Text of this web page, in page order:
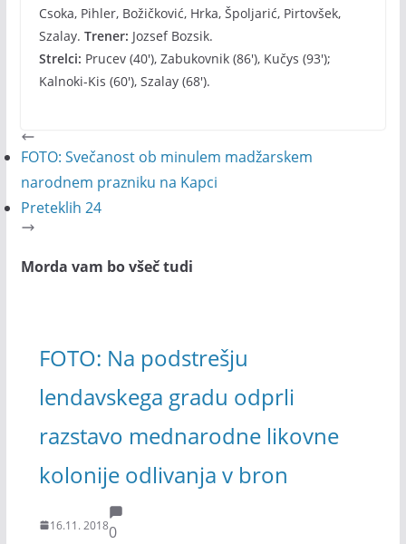
Csoka, Pihler, Božičković, Hrka, Špoljarić, Pirtovšek,
Szalay. Trener: Jozsef Bozsik.
Strelci: Prucev (40′), Zabukovnik (86′), Kučys (93′);
Kalnoki-Kis (60′), Szalay (68′).
FOTO: Svečanost ob minulem madžarskem
narodnem prazniku na Kapci
Preteklih 24
Morda vam bo všeč tudi
FOTO: Na podstrešju
lendavskega gradu odprli
razstavo mednarodne likovne
kolonije odlivanja v bron
16.11. 20180